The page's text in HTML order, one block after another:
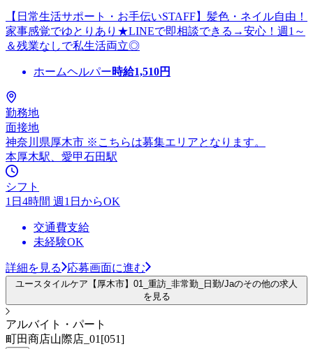
【日常生活サポート・お手伝いSTAFF】髪色・ネイル自由！
家事感覚でゆとりあり★LINEで即相談できる→安心！週1～
＆残業なしで私生活両立◎
ホームヘルパー時給1,510円
勤務地
面接地
神奈川県厚木市 ※こちらは募集エリアとなります。
本厚木駅、愛甲石田駅
シフト
1日4時間 週1日からOK
交通費支給
未経験OK
詳細を見る 応募画面に進む
ユースタイルケア【厚木市】01_重訪_非常勤_日勤/Jaのその他の求人
を見る
アルバイト・パート
町田商店山際店_01[051]